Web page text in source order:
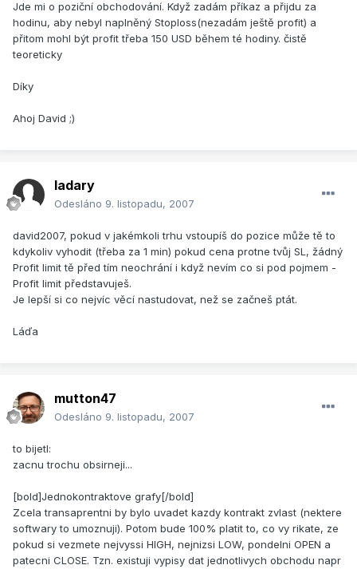
Jde mi o poziční obchodování. Když zadám příkaz a přijdu za
hodinu, aby nebyl naplněný Stoploss(nezadám ještě profit) a
přitom mohl být profit třeba 150 USD během té hodiny. čistě
teoreticky
Díky
Ahoj David ;)
ladary
Odesláno 9. listopadu, 2007
david2007, pokud v jakémkoli trhu vstoupíš do pozice může tě to
kdykoliv vyhodit (třeba za 1 min) pokud cena protne tvůj SL, žádný
Profit limit tě před tím neochrání i když nevím co si pod pojmem -
Profit limit představuješ.
Je lepší si co nejvíc věcí nastudovat, než se začneš ptát.
Láďa
mutton47
Odesláno 9. listopadu, 2007
to bijetl:
zacnu trochu obsirneji...
[bold]Jednokontraktove grafy[/bold]
Zcela transaprentni by bylo uvadet kazdy kontrakt zvlast (nektere
softwary to umoznuji). Potom bude 100% platit to, co vy rikate, ze
pokud si vezmete nejvyssi HIGH, nejnizsi LOW, pondelni OPEN a
patecni CLOSE. Tzn. existuji vypisy dat jednotlivych obchodu napr